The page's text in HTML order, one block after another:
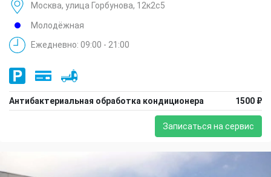
Москва, улица Горбунова, 12к2с5
Молодёжная
Ежедневно: 09:00 - 21:00
Антибактериальная обработка кондиционера 1500 ₽
Записаться на сервис